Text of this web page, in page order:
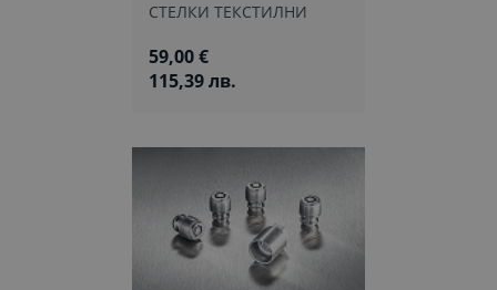
СТЕЛКИ ТЕКСТИЛНИ
59,00 €
115,39 лв.